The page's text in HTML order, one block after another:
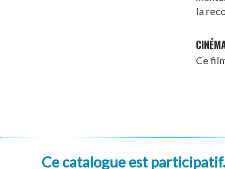
la
Ce
Ce catalogue est